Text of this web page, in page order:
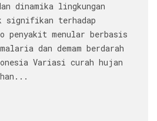
dinamika lingkungan
signifikan terhadap
penyakit menular berbasis
dan demam berdarah
Variasi curah hujan